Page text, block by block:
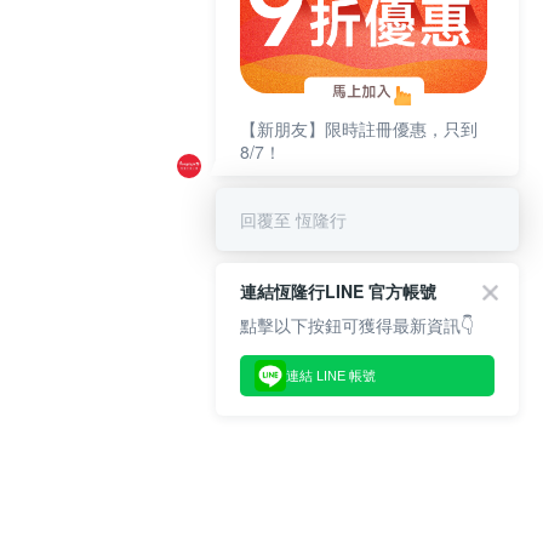
【新朋友】限時註冊優惠，只到
8/7！
回覆至 恆隆行
連結恆隆行LINE 官方帳號
點擊以下按鈕可獲得最新資訊👇
連結 LINE 帳號